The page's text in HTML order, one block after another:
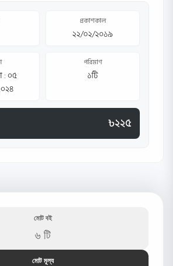
প্রকাশকাল
২২/০২/২০১৯
: ০৫
পরিমাণ
১টি
৳২২৫
মোট বই
৬ টি
মোট মূল্য